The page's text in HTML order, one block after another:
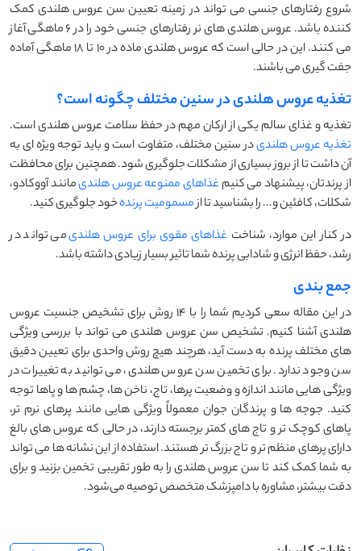
شروع رفتارهای جنسی می تواند در زمینه تعیین سن عروس هلندی کمک
کننده باشد. عروس هلندی های نر رفتارهای جنسی خود را در 6 ماهگی آغاز
می کنند. این در حالی است که عروس هلندی ماده در 10 تا 18 ماهگی آماده
جفت گیری می باشند.
تغذیه عروس هلندی در سنین مختلف چگونه است؟
تغذیه و غذای سالم یکی از ارکان مهم در حفظ سلامت عروس هلندی است.
تغذیه عروس هلندیدر سنین مختلف، متفاوت است و باید توجه ویژه ای به
آن داشت تا از بروز بسیاری از مشکلات جلوگیری شود. همچنین برای محافظت
از پرندتان، پیشنهاد می کنیمغذاهای ممنوعه عروس هلندیمانند آووکادو،
شکلات، کافئین و... را بشناسید تا ازمسمومیت پرندهخود جلوگیری کنید.
در کنار این موارد، شناخت غذاهای مقوی برای عروس هلندیمی تواند در
رشد، حفظ انرژی و شادابی پرنده شما تاثیر بسیار زیادی داشته باشد.
جمع بندی
در این مقاله سعی کردیم شما را با 14 روش برای تشخیص جنسیت عروس
هلندی آشنا کنیم. تشخیص سن عروس هلندی می ‌تواند با بررسی ویژگی
‌های مختلف پرنده به دست آید، هرچند هیچ روش واحدی برای تعیین دقیق
سن وجود ندارد. برای تخمین سن عروس هلندی، می ‌توانید به تغییرات در
ویژگی ‌هایی مانند اندازه و وضعیت پرها، تاج، ناخن ‌ها، چشم‌ ها و پاها توجه
کنید. جوجه ‌ها و پرندگان جوان معمولاً ویژگی ‌هایی مانند پرهای نرم ‌تر،
پاهای کوچک ‌تر و تاج ‌های کمتر برجسته دارند، در حالی که عروس ‌های بالغ
دارای پرهای منظم ‌تر و تاج بزرگ ‌تر هستند. استفاده از این نشانه ‌ها می ‌تواند
به شما کمک کند تا سن عروس هلندی را به طور تقریبی تخمین بزنید و برای
دقت بیشتر، مشاوره با دامپزشک متخصص توصیه می‌شود.